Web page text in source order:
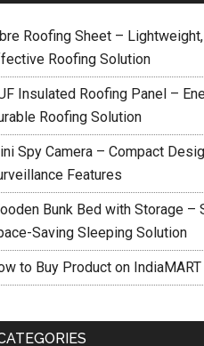
Roofing Sheet –
Roofing Solution
Insulated Roofing Panel –
Roofing Solution
Spy Camera – Compact
Features
Bunk Bed with Storage –
Saving Sleeping Solution
to Buy Product on